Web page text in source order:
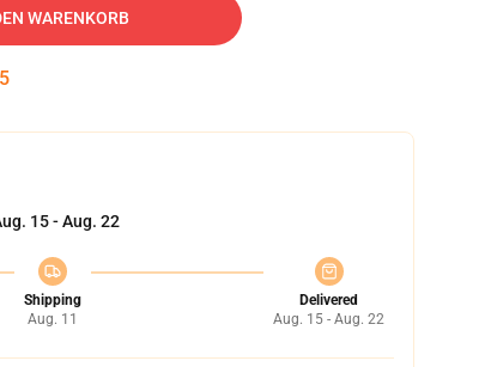
WARENKORB
15 - Aug. 22
Shipping
Aug. 11
Delivered
Aug. 15 - Aug. 22